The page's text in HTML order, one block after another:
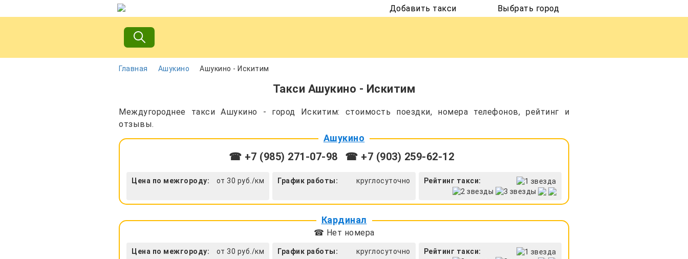
Добавить такси Выбрать город
Главная Ашукино Ашукино - Искитим
Такси Ашукино - Искитим
Междугороднее такси Ашукино - город Искитим: стоимость поездки, номера телефонов, рейтинг и
отзывы.
Ашукино
☎ +7 (985) 271-07-98 ☎ +7 (903) 259-62-12
Цена по межгороду: от 30 руб./км График работы: круглосуточно Рейтинг такси:
Кардинал
☎ Нет номера
Цена по межгороду: от 30 руб./км График работы: круглосуточно Рейтинг такси: